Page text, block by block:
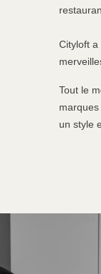
Cityloft a
Tout le
un style